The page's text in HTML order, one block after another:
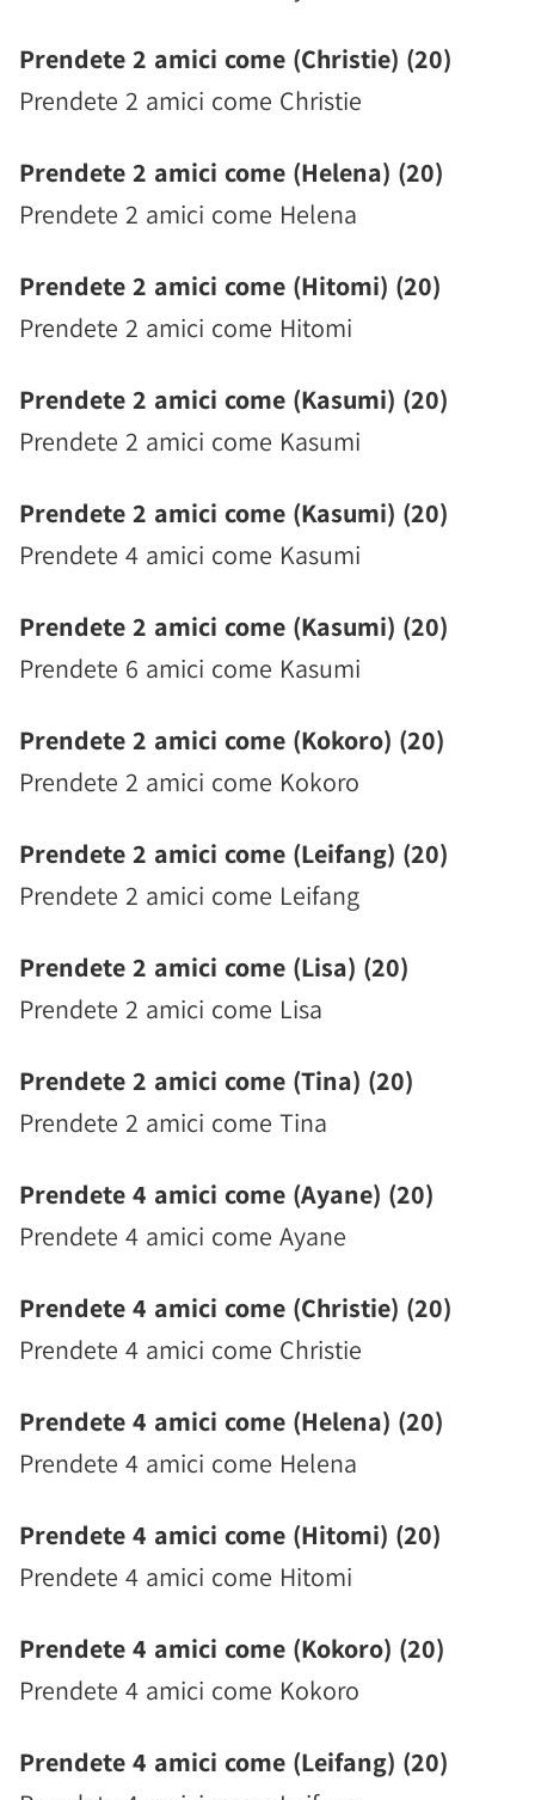
Prendete 2 amici come (Christie) (20)
Prendete 2 amici come Christie
Prendete 2 amici come (Helena) (20)
Prendete 2 amici come Helena
Prendete 2 amici come (Hitomi) (20)
Prendete 2 amici come Hitomi
Prendete 2 amici come (Kasumi) (20)
Prendete 2 amici come Kasumi
Prendete 2 amici come (Kasumi) (20)
Prendete 4 amici come Kasumi
Prendete 2 amici come (Kasumi) (20)
Prendete 6 amici come Kasumi
Prendete 2 amici come (Kokoro) (20)
Prendete 2 amici come Kokoro
Prendete 2 amici come (Leifang) (20)
Prendete 2 amici come Leifang
Prendete 2 amici come (Lisa) (20)
Prendete 2 amici come Lisa
Prendete 2 amici come (Tina) (20)
Prendete 2 amici come Tina
Prendete 4 amici come (Ayane) (20)
Prendete 4 amici come Ayane
Prendete 4 amici come (Christie) (20)
Prendete 4 amici come Christie
Prendete 4 amici come (Helena) (20)
Prendete 4 amici come Helena
Prendete 4 amici come (Hitomi) (20)
Prendete 4 amici come Hitomi
Prendete 4 amici come (Kokoro) (20)
Prendete 4 amici come Kokoro
Prendete 4 amici come (Leifang) (20)